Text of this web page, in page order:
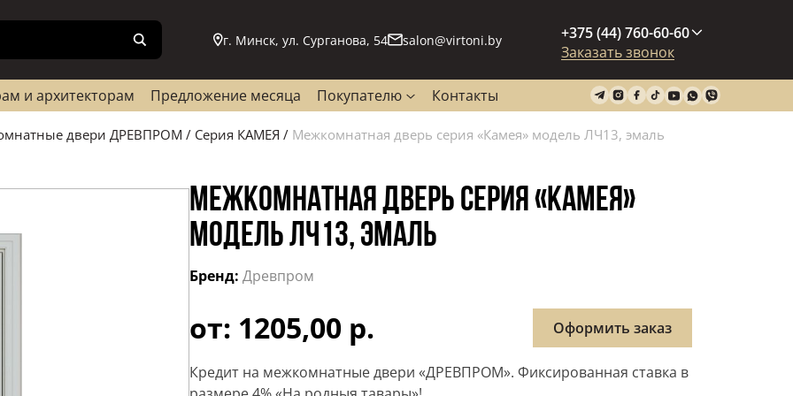
г. Минск, ул. Сурганова, 54 salon@virtoni.by
+375 (44) 760-60-60
Заказать звонок
и архитекторам Предложение месяца Покупателю Контакты
двери ДРЕВПРОМ / Серия КАМЕЯ / Межкомнатная дверь серия «Камея» модель ЛЧ13, эмаль
МЕЖКОМНАТНАЯ ДВЕРЬ СЕРИЯ «КАМЕЯ»
МОДЕЛЬ ЛЧ13, ЭМАЛЬ
Бренд: Древпром
от: 1205,00 р. Оформить заказ
Кредит на межкомнатные двери «ДРЕВПРОМ». Фиксированная ставка в